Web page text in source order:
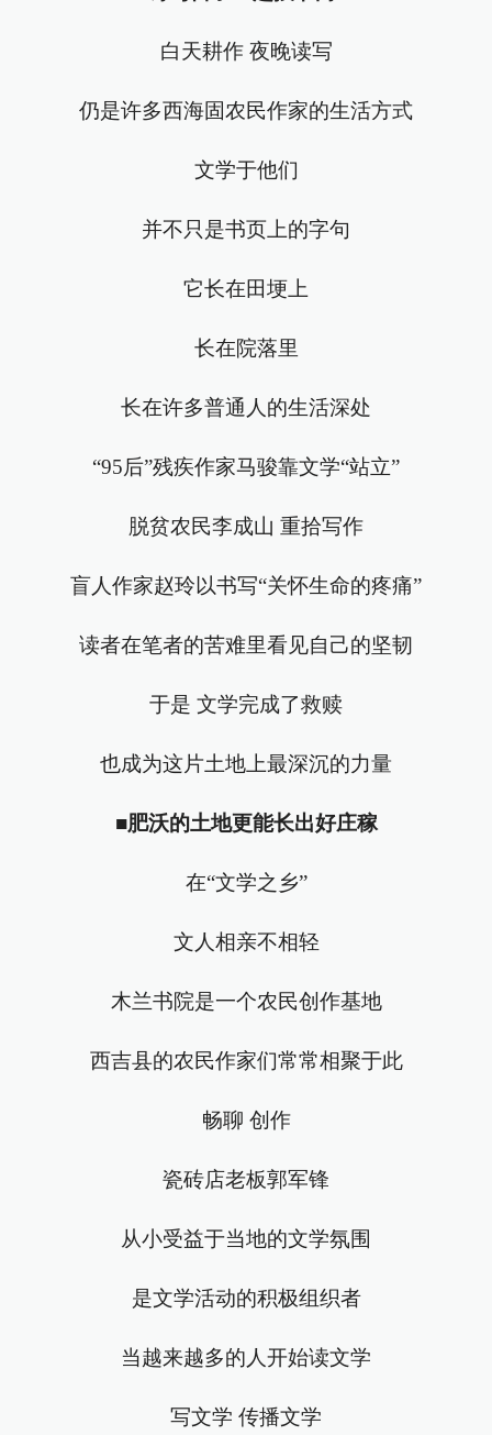
白天耕作 夜晚读写
仍是许多西海固农民作家的生活方式
文学于他们
并不只是书页上的字句
它长在田埂上
长在院落里
长在许多普通人的生活深处
“95后”残疾作家马骏靠文学“站立”
脱贫农民李成山 重拾写作
盲人作家赵玲以书写“关怀生命的疼痛”
读者在笔者的苦难里看见自己的坚韧
于是 文学完成了救赎
也成为这片土地上最深沉的力量
■肥沃的土地更能长出好庄稼
在“文学之乡”
文人相亲不相轻
木兰书院是一个农民创作基地
西吉县的农民作家们常常相聚于此
畅聊 创作
瓷砖店老板郭军锋
从小受益于当地的文学氛围
是文学活动的积极组织者
当越来越多的人开始读文学
写文学 传播文学